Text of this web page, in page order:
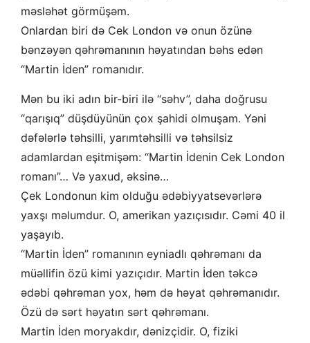
məsləhət görmüşəm.
Onlardan biri də Cek London və onun özünə
bənzəyən qəhrəmanının həyatından bəhs edən
“Martin İden” romanıdır.
Mən bu iki adın bir-biri ilə “səhv”, daha doğrusu
“qarışıq” düşdüyünün çox şahidi olmuşam. Yəni
dəfələrlə təhsilli, yarımtəhsilli və təhsilsiz
adamlardan eşitmişəm: “Martin İdenin Cek London
romanı”… Və yaxud, əksinə…
Çek Londonun kim olduğu ədəbiyyatsevərlərə
yaxşı məlumdur. O, amerikan yazıçısıdır. Cəmi 40 il
yaşayıb.
“Martin İden” romanının eyniadlı qəhrəmanı da
müəllifin özü kimi yazıçıdır. Martin İden təkcə
ədəbi qəhrəman yox, həm də həyat qəhrəmanıdır.
Özü də sərt həyatın sərt qəhrəmanı.
Martin İden moryakdır, dənizçidir. O, fiziki